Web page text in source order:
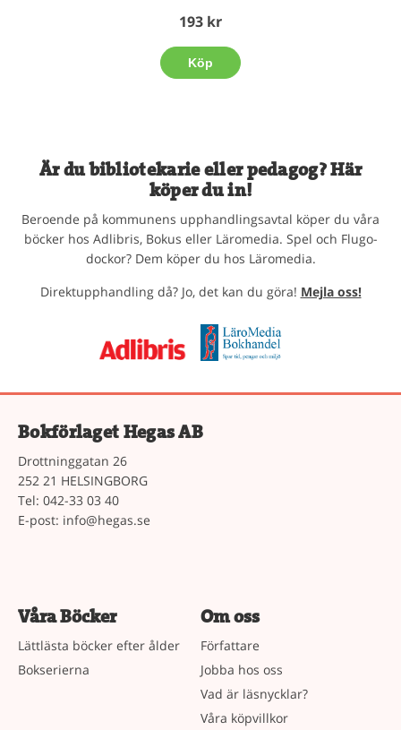
193 kr
Köp
Är du bibliotekarie eller pedagog? Här
köper du in!
Beroende på kommunens upphandlingsavtal köper du våra
böcker hos Adlibris, Bokus eller Läromedia. Spel och Flugo-
dockor? Dem köper du hos Läromedia.
Direktupphandling då? Jo, det kan du göra! Mejla oss!
Bokförlaget Hegas AB
Drottninggatan 26
252 21 HELSINGBORG
Tel: 042-33 03 40
E-post: info@hegas.se
Våra Böcker
Lättlästa böcker efter ålder
Bokserierna
Om oss
Författare
Jobba hos oss
Vad är läsnycklar?
Våra köpvillkor